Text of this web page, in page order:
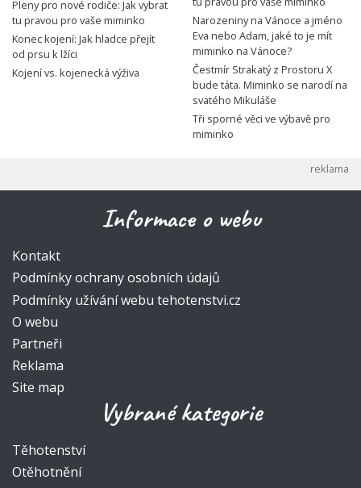
Pleny pro nové rodiče: Jak vybrat
tu pravou pro vaše miminko
Konec kojení: Jak hladce přejít
od prsu k lžíci
Kojení vs. kojenecká výživa
Narozeniny na Vánoce a jméno
Eva nebo Adam, jaké to je mít
miminko na Vánoce?
Čestmír Strakatý z Prostoru X
bude táta. Miminko se narodí na
svatého Mikuláše
Tři sporné věci ve výbavě pro
miminko
Informace o webu
Kontakt
Podmínky ochrany osobních údajů
Podmínky užívání webu tehotenstvi.cz
O webu
Partneři
Reklama
Site map
Vybrané kategorie
Těhotenství
Otěhotnění